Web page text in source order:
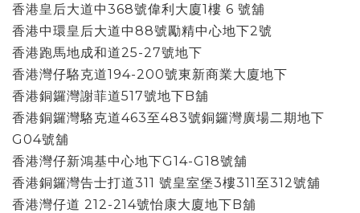
香港皇后大道中368號偉利大廈1樓 6 號舖
香港中環皇后大道中88號勵精中心地下2號
香港跑馬地成和道25-27號地下
香港灣仔駱克道194-200號東新商業大廈地下
香港銅鑼灣謝菲道517號地下B舖
香港銅鑼灣駱克道463至483號銅鑼灣廣場二期地下
G04號舖
香港灣仔新鴻基中心地下G14-G18號舖
香港銅鑼灣告士打道311 號皇室堡3樓311至312號舖
香港灣仔道 212-214號怡康大廈地下B舖